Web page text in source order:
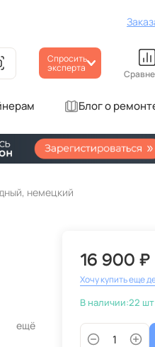
Спросить
эксперта
Блог о
немецкий
16 900 ₽
Хочу купить еще
В наличии:22 шт